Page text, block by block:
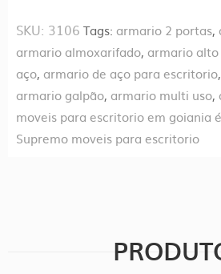
SKU: 3106 Tags: armario 2 portas,
armario almoxarifado, armario
aço, armario de aço para escritorio,
armario galpão, armario multi uso,
moveis para escritorio em goiania
Supremo moveis para escritorio